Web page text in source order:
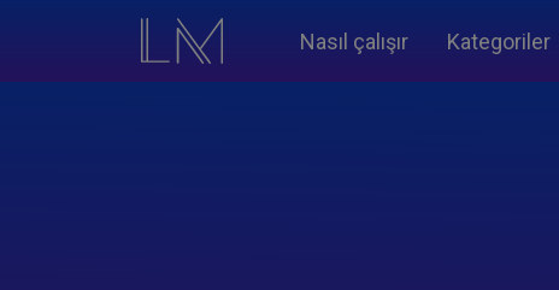
Nasıl çalışır Kategoriler